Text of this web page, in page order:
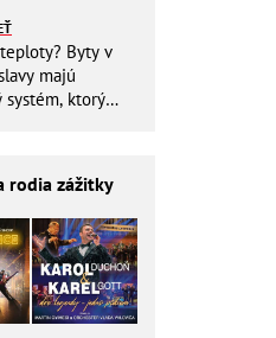
Byty v
majú
systém, ktorý
rodia zážitky